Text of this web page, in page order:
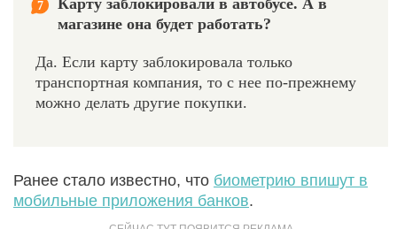
7
Карту заблокировали в автобусе. А в
магазине она будет работать?
Да. Если карту заблокировала только
транспортная компания, то с нее по-прежнему
можно делать другие покупки.
Ранее стало известно, что биометрию впишут в
мобильные приложения банков.